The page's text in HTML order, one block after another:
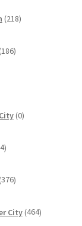
218izdelkov
186izdelkov
0izdelkov
4izdelki
376izdelkov
City 464izdelkov